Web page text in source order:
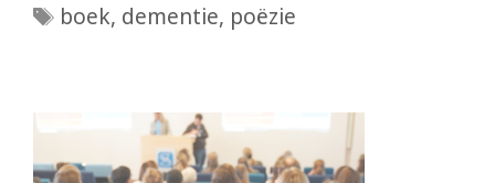
Tags
boek, dementie, poëzie